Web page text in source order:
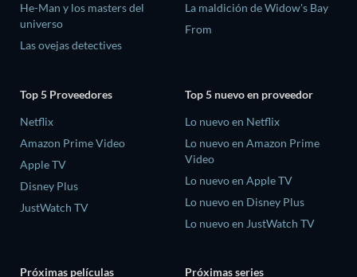
He-Man y los masters del
universo
Las ovejas detectives
La maldición de Widow's Bay
From
Top 5 Proveedores
Netflix
Amazon Prime Video
Apple TV
Disney Plus
JustWatch TV
Top 5 nuevo en proveedor
Lo nuevo en Netflix
Lo nuevo en Amazon Prime
Video
Lo nuevo en Apple TV
Lo nuevo en Disney Plus
Lo nuevo en JustWatch TV
Próximas películas Próximas series